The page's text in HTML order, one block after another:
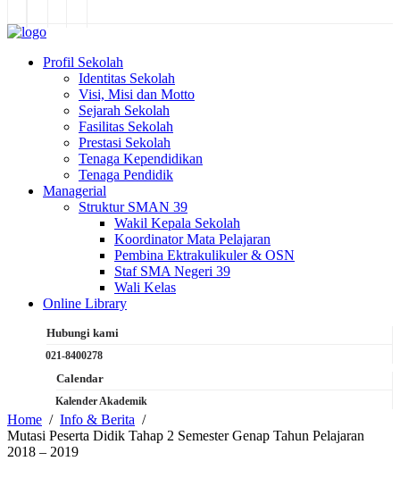
Profil Sekolah
Identitas Sekolah
Visi, Misi dan Motto
Sejarah Sekolah
Fasilitas Sekolah
Prestasi Sekolah
Tenaga Kependidikan
Tenaga Pendidik
Managerial
Struktur SMAN 39
Wakil Kepala Sekolah
Koordinator Mata Pelajaran
Pembina Ektrakulikuler & OSN
Staf SMA Negeri 39
Wali Kelas
Online Library
Hubungi kami
021-8400278
Calendar
Kalender Akademik
Home
Info & Berita
Mutasi Peserta Didik Tahap 2 Semester Genap Tahun Pelajaran
2018 – 2019